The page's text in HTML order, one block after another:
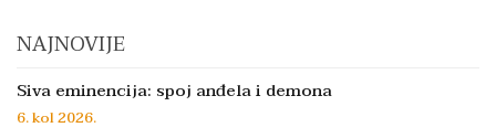
NAJNOVIJE
Siva eminencija: spoj anđela i demona
6. kol 2026.